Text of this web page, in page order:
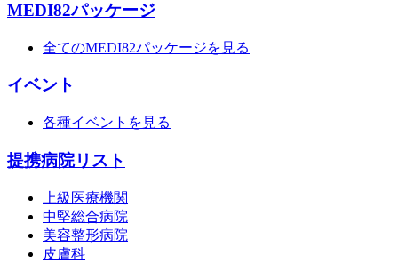
MEDI82パッケージ
全てのMEDI82パッケージを見る
イベント
各種イベントを見る
提携病院リスト
上級医療機関
中堅総合病院
美容整形病院
皮膚科